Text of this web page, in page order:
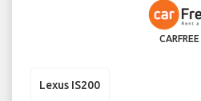
CARFREE
Lexus IS200